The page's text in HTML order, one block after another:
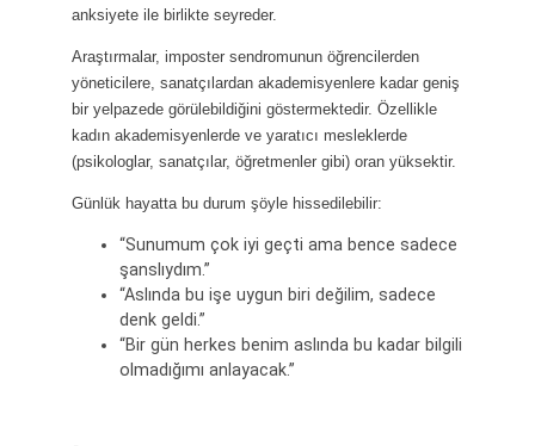
anksiyete ile birlikte seyreder.
Araştırmalar, imposter sendromunun öğrencilerden
yöneticilere, sanatçılardan akademisyenlere kadar geniş
bir yelpazede görülebildiğini göstermektedir. Özellikle
kadın akademisyenlerde ve yaratıcı mesleklerde
(psikologlar, sanatçılar, öğretmenler gibi) oran yüksektir.
Günlük hayatta bu durum şöyle hissedilebilir:
“Sunumum çok iyi geçti ama bence sadece
şanslıydım.”
“Aslında bu işe uygun biri değilim, sadece
denk geldi.”
“Bir gün herkes benim aslında bu kadar bilgili
olmadığımı anlayacak.”